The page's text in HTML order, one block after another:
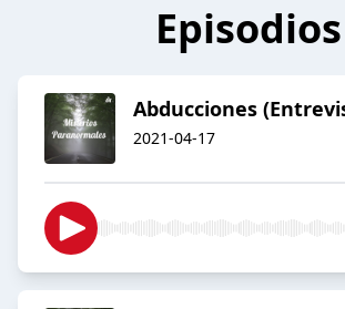
Episodios
Abducciones
2021-04-17